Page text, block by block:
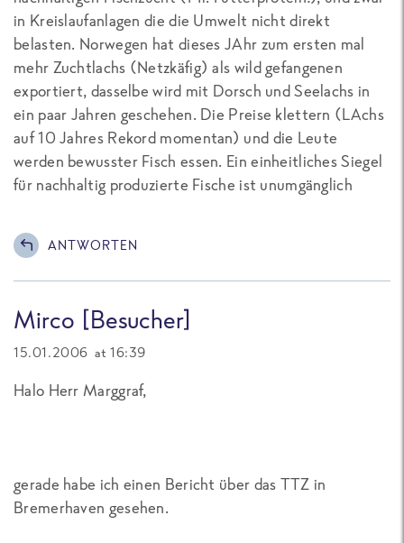
in Kreislaufanlagen die die Umwelt nicht direkt
belasten. Norwegen hat dieses JAhr zum ersten mal
mehr Zuchtlachs (Netzkäfig) als wild gefangenen
exportiert, dasselbe wird mit Dorsch und Seelachs in
ein paar Jahren geschehen. Die Preise klettern (LAchs
auf 10 Jahres Rekord momentan) und die Leute
werden bewusster Fisch essen. Ein einheitliches Siegel
für nachhaltig produzierte Fische ist unumgänglich
ANTWORTEN
Mirco [Besucher]
15.01.2006 at 16:39
Halo Herr Marggraf,
gerade habe ich einen Bericht über das TTZ in
Bremerhaven gesehen.